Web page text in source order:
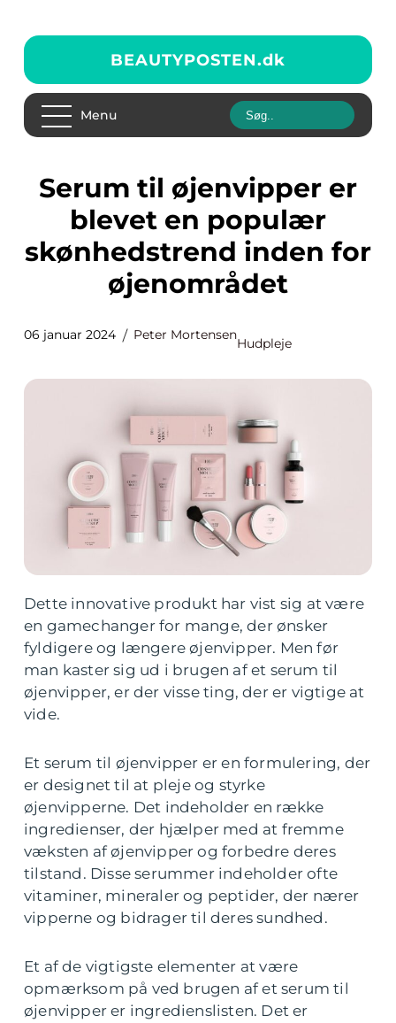
BEAUTYPOSTEN.dk
Menu
Serum til øjenvipper er
blevet en populær
skønhedstrend inden for
øjenområdet
06 januar 2024 Peter Mortensen
Hudpleje
Dette innovative produkt har vist sig at være
en gamechanger for mange, der ønsker
fyldigere og længere øjenvipper. Men før
man kaster sig ud i brugen af et serum til
øjenvipper, er der visse ting, der er vigtige at
vide.
Et serum til øjenvipper er en formulering, der
er designet til at pleje og styrke
øjenvipperne. Det indeholder en række
ingredienser, der hjælper med at fremme
væksten af øjenvipper og forbedre deres
tilstand. Disse serummer indeholder ofte
vitaminer, mineraler og peptider, der nærer
vipperne og bidrager til deres sundhed.
Et af de vigtigste elementer at være
opmærksom på ved brugen af et serum til
øjenvipper er ingredienslisten. Det er